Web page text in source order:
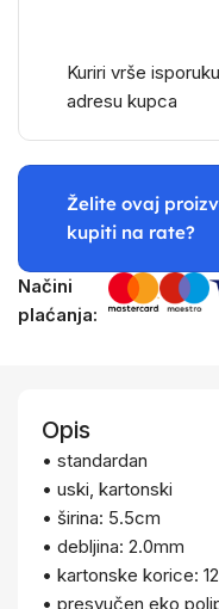
Kuriri vrše
adresu kupca
Želite ovaj
kupiti na rate?
Načini
plaćanja:
Opis
• standardan
• uski, kartonski
• širina: 5.5cm
• debljina: 2.0mm
• kartonske korice:
• presvučen eko